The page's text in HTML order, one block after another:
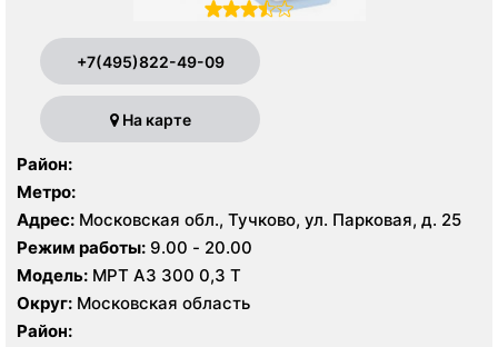
+7(495)822-49-09
На карте
Район:
Метро:
Адрес: Московская обл., Тучково, ул. Парковая, д. 25
Режим работы: 9.00 - 20.00
Модель: МРТ АЗ 300 0,3 Т
Округ: Московская область
Район: